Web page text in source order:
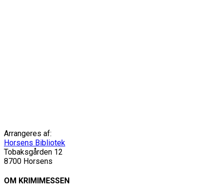
Arrangeres af:
Horsens Bibliotek
Tobaksgården 12
8700 Horsens
OM KRIMIMESSEN